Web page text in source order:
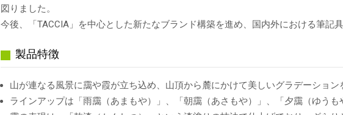
図りました。
今後、「TACCIA」を中心とした新たなブランド構築を進め、国内外における筆記
製品特徴
山が連なる風景に靄や霞が立ち込め、山頂から麓にかけて美しいグラデーショ
ラインアップは「雨靄（あまもや）」、「朝靄（あさもや）」、「夕靄（ゆう